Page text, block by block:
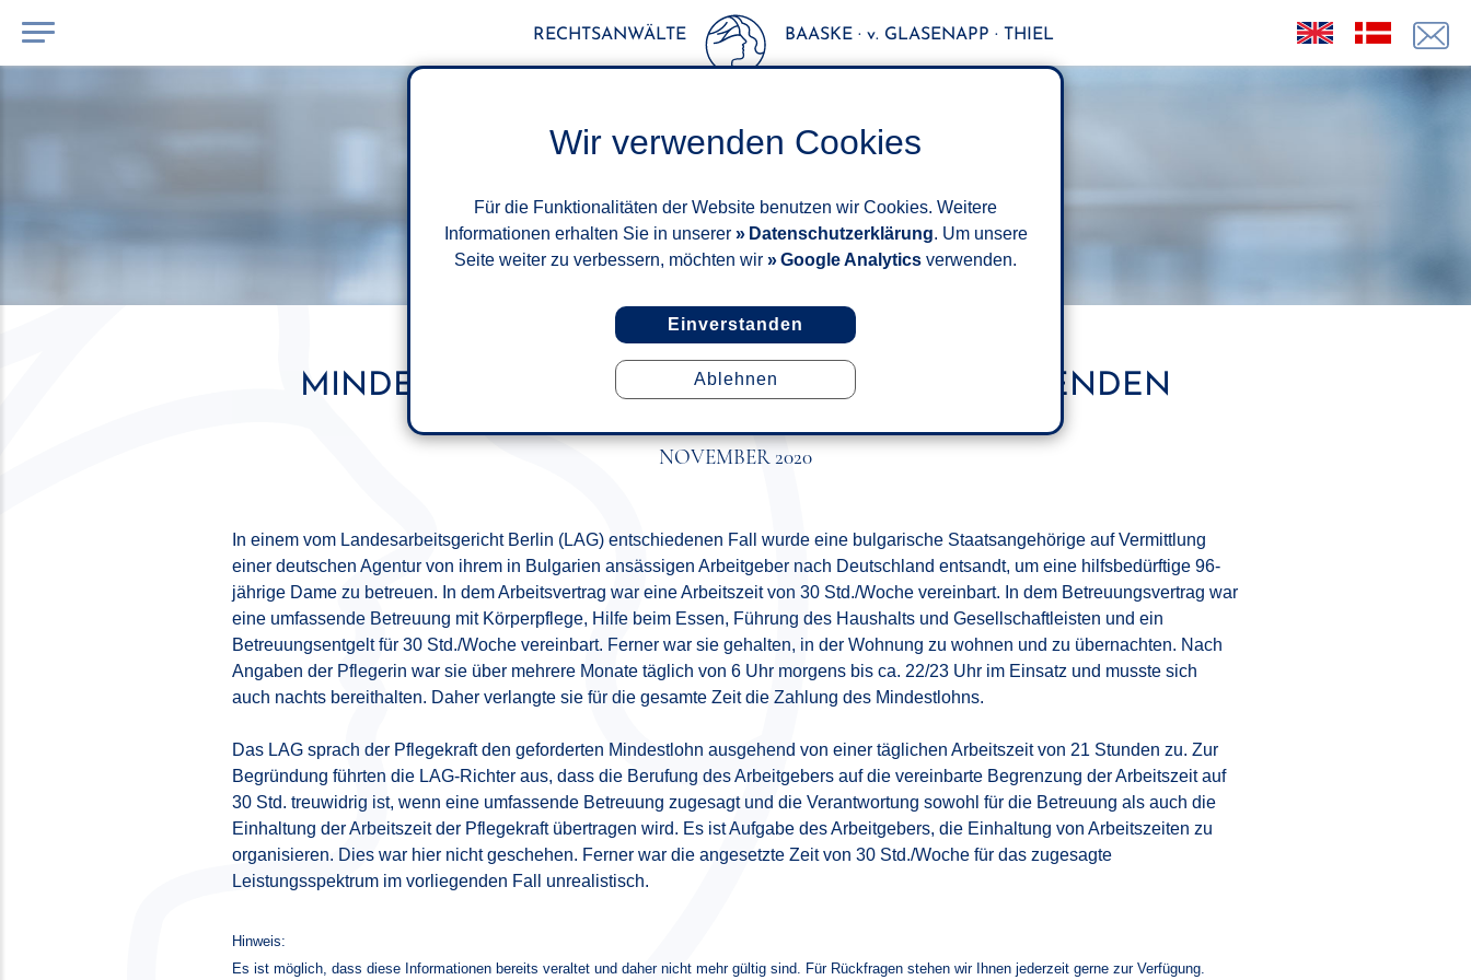
Wir verwenden Cookies
Für die Funktionalitäten der Website benutzen wir Cookies. Weitere
Informationen erhalten Sie in unserer
Datenschutzerklärung. Um unsere
Seite weiter zu verbessern, möchten wir
Google Analytics verwenden.
Einverstanden
Ablehnen
RECHTSANWÄLTE BAASKE · v. GLASENAPP · THIEL
MINDESTLOHN FÜR EINSATZ IN DER UMFASSENDEN
NOVEMBER 2020
In einem vom Landesarbeitsgericht Berlin (LAG) entschiedenen Fall wurde eine bulgarische Staatsangehörige auf Vermittlung
einer deutschen Agentur von ihrem in Bulgarien ansässigen Arbeitgeber nach Deutschland entsandt, um eine hilfsbedürftige 96-
jährige Dame zu betreuen. In dem Arbeitsvertrag war eine Arbeitszeit von 30 Std./Woche vereinbart. In dem Betreuungsvertrag war
eine umfassende Betreuung mit Körperpflege, Hilfe beim Essen, Führung des Haushalts und Gesellschaftleisten und ein
Betreuungsentgelt für 30 Std./Woche vereinbart. Ferner war sie gehalten, in der Wohnung zu wohnen und zu übernachten. Nach
Angaben der Pflegerin war sie über mehrere Monate täglich von 6 Uhr morgens bis ca. 22/23 Uhr im Einsatz und musste sich
auch nachts bereithalten. Daher verlangte sie für die gesamte Zeit die Zahlung des Mindestlohns.
Das LAG sprach der Pflegekraft den geforderten Mindestlohn ausgehend von einer täglichen Arbeitszeit von 21 Stunden zu. Zur
Begründung führten die LAG-Richter aus, dass die Berufung des Arbeitgebers auf die vereinbarte Begrenzung der Arbeitszeit auf
30 Std. treuwidrig ist, wenn eine umfassende Betreuung zugesagt und die Verantwortung sowohl für die Betreuung als auch die
Einhaltung der Arbeitszeit der Pflegekraft übertragen wird. Es ist Aufgabe des Arbeitgebers, die Einhaltung von Arbeitszeiten zu
organisieren. Dies war hier nicht geschehen. Ferner war die angesetzte Zeit von 30 Std./Woche für das zugesagte
Leistungsspektrum im vorliegenden Fall unrealistisch.
Hinweis:
Es ist möglich, dass diese Informationen bereits veraltet und daher nicht mehr gültig sind. Für Rückfragen stehen wir Ihnen jederzeit gerne zur Verfügung.